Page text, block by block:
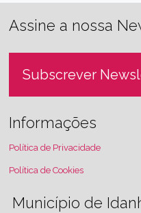
Assine a nossa
Subscrever
Informações
Política de Privacidade
Política de Cookies
Município de